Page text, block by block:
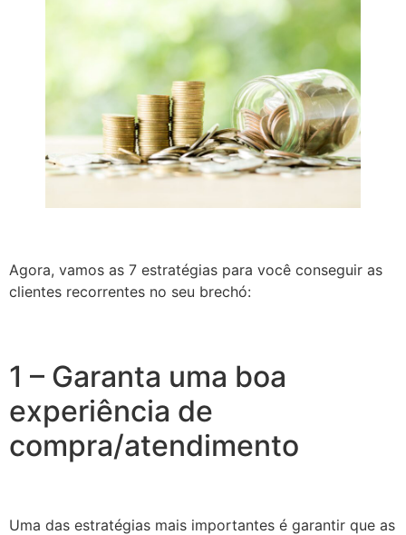
Agora, vamos as 7 estratégias para você conseguir as
clientes recorrentes no seu brechó:
1 – Garanta uma boa
experiência de
compra/atendimento
Uma das estratégias mais importantes é garantir que as